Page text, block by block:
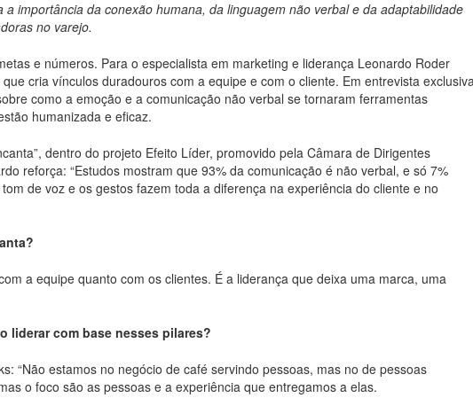
importância da conexão humana, da linguagem não verbal e da adaptabilidade
no varejo.
e números. Para o especialista em marketing e liderança Leonardo Roder
cria vínculos duradouros com a equipe e com o cliente. Em entrevista
como a emoção e a comunicação não verbal se tornaram ferramentas
humanizada e eficaz.
dentro do projeto Efeito Líder, promovido pela Câmara de Dirigentes
reforça: “Estudos mostram que 93% da comunicação é não verbal, e só 7%
de voz e os gestos fazem toda a diferença na experiência do cliente e no
a equipe quanto com os clientes. É a liderança que deixa uma marca, uma
liderar com base nesses pilares?
“Não estamos no negócio de café servindo pessoas, mas no de pessoas
o foco são as pessoas e a experiência que entregamos a elas.